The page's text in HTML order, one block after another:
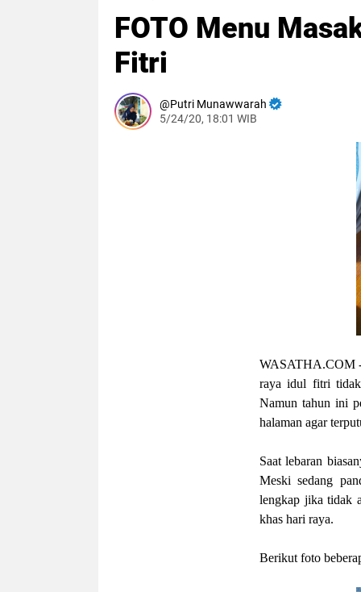
FOTO Menu
Fitri
Putri Munawwarah
5/24/20, 18:01 WIB
WASATHA.COM
raya idul fitri tidak
Namun tahun ini
halaman agar
Saat lebaran
Meski sedang
lengkap jika tidak
khas hari raya.
Berikut foto